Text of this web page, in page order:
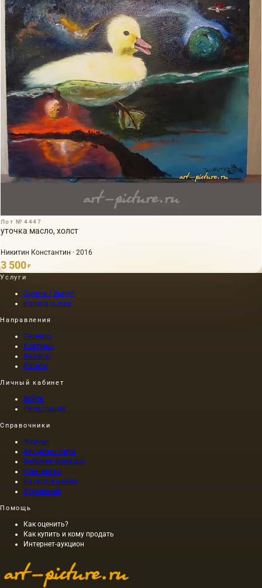
Лот № 4447
уточка масло, холст
Никитин Константин · 2016
3 500 ₽
Услуги
Оценка / Выкуп
Написать нам
Направления
Серебро
Картины
Фарфор
Разное
Личный кабинет
Войти
Регистрация
Справочники
Журнал
Аукционы мира
Фабрики фарфора
Камнерезы
Каталоги клейм
Художники
Помощь
Как оценить?
Как купить и кому продать
Интернет-аукцион